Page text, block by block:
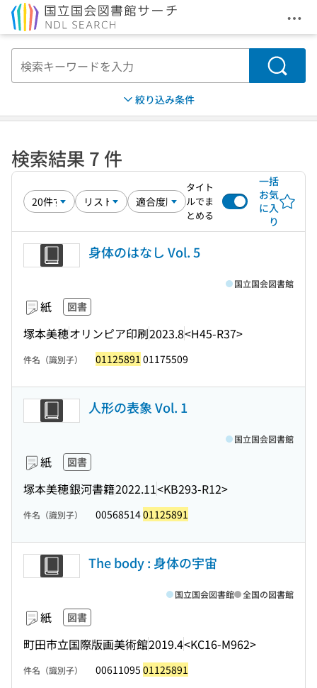
メ
検索
絞り込み条件
検索結果 7 件
タイト
ルでま
とめる
一括
お気
に入
り
身体のはなし Vol. 5
紙 図書
塚本美穂オリンピア印刷2023.8<H45-R37>
国立国会図書館
件名（識別子） 01125891 01175509
人形の表象 Vol. 1
紙 図書
塚本美穂銀河書籍2022.11<KB293-R12>
国立国会図書館
件名（識別子） 0056851401125891
The body : 身体の宇宙
紙 図書
町田市立国際版画美術館2019.4<KC16-M962>
国立国会図書館 全国の図書館
件名（識別子） 00611095 01125891